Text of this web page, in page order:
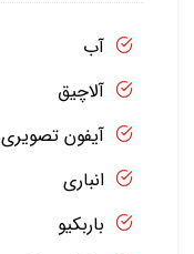
آب
آلاچیق
آیفون تصویری
انباری
باربکیو